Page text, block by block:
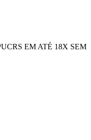
EM ATÉ 18X SEM